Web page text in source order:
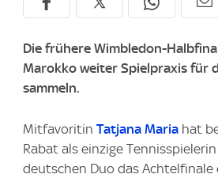
Die frühere Wimbledon-
Marokko weiter Spielpraxis für
sammeln.
Mitfavoritin Tatjana Maria hat
Rabat als einzige
deutschen Duo das Achtelfinale